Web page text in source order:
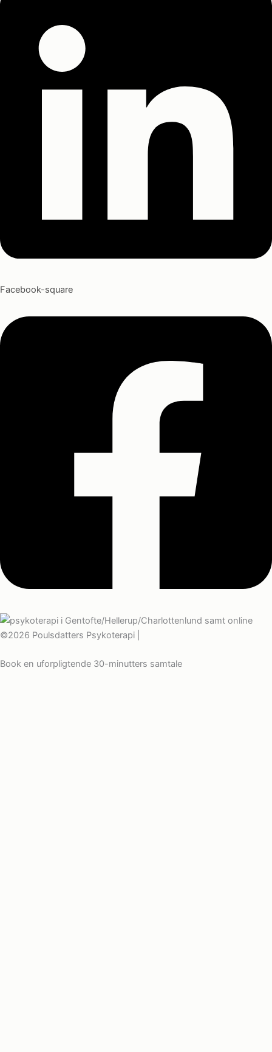
Facebook-square
©2026 Poulsdatters Psykoterapi |
Book en uforpligtende 30-minutters samtale